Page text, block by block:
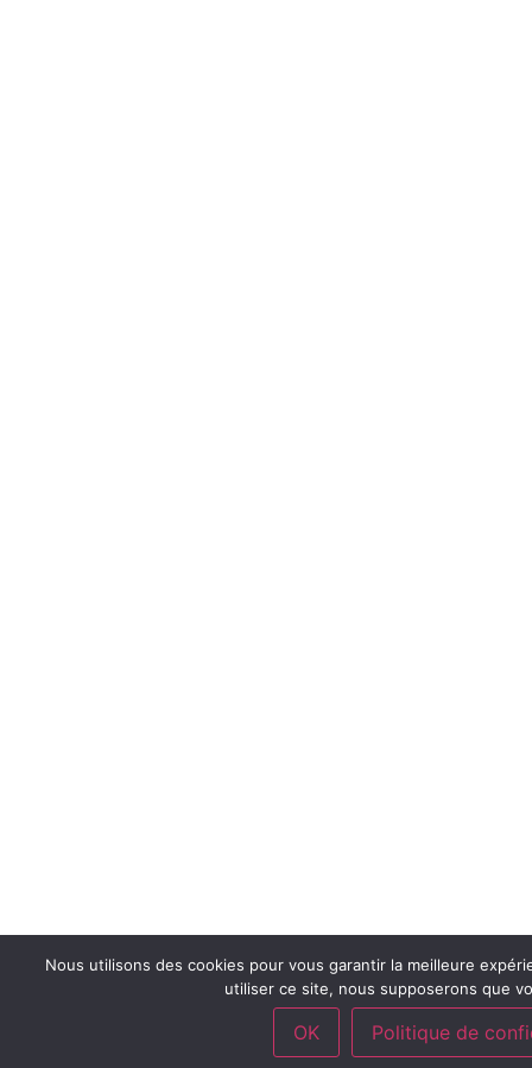
Nous utilisons des cookies pour vous garantir la meilleure
utiliser ce site, nous supposerons que
OK Politique de